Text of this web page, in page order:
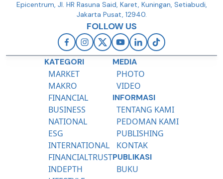
Epicentrum, Jl. HR Rasuna Said, Karet, Kuningan, Setiabudi,
Jakarta Pusat, 12940.
FOLLOW US
KATEGORI
MARKET
MAKRO
FINANCIAL
BUSINESS
NATIONAL
ESG
INTERNATIONAL
FINANCIALTRUST
INDEPTH
MEDIA
PHOTO
VIDEO
INFORMASI
TENTANG KAMI
PEDOMAN KAMI
PUBLISHING
KONTAK
PUBLIKASI
BUKU